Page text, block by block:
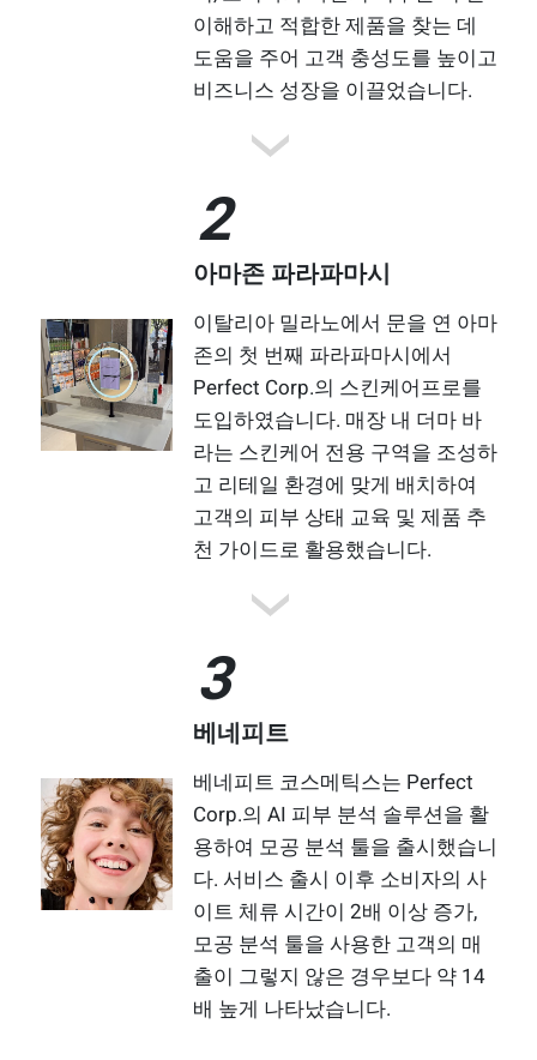
이해하고 적합한 제품을 찾는 데
도움을 주어 고객 충성도를 높이고
비즈니스 성장을 이끌었습니다.
2
아마존 파라파마시
이탈리아 밀라노에서 문을 연 아마
존의 첫 번째 파라파마시에서
Perfect Corp.의 스킨케어프로를
도입하였습니다. 매장 내 더마 바
라는 스킨케어 전용 구역을 조성하
고 리테일 환경에 맞게 배치하여
고객의 피부 상태 교육 및 제품 추
천 가이드로 활용했습니다.
3
베네피트
베네피트 코스메틱스는 Perfect
Corp.의 AI 피부 분석 솔루션을 활
용하여 모공 분석 툴을 출시했습니
다. 서비스 출시 이후 소비자의 사
이트 체류 시간이 2배 이상 증가,
모공 분석 툴을 사용한 고객의 매
출이 그렇지 않은 경우보다 약 14
배 높게 나타났습니다.